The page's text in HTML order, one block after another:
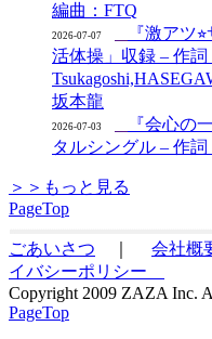
編曲：FTQ
2026-07-07
『激アツ
活体操」収録 – 作詞
坂本龍
2026-07-03
『会心の
タルシングル – 作詞
＞＞もっと見る
PageTop
ごあいさつ 会社概
イバシーポリシー
Copyright 2009 ZAZA Inc.
PageTop